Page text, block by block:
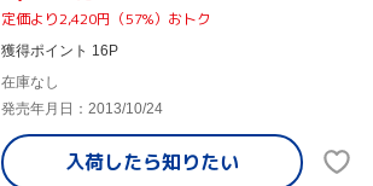
定価より2,420円（57%）おトク
獲得ポイント 16P
在庫なし
発売年月日：2013/10/24
入荷したら知りたい